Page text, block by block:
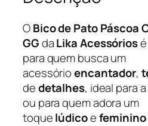
OBico de Pato Páscoa
GGdaLika Acessóriosé
para quem busca um
acessórioencantador,
dedetalhes, ideal para
ou para quem adora um
toquelúdicoefeminino